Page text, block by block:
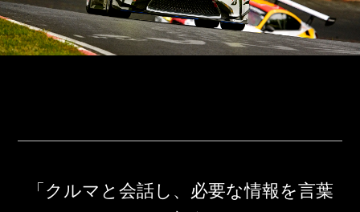
「クルマと会話し、必要な情報を言葉